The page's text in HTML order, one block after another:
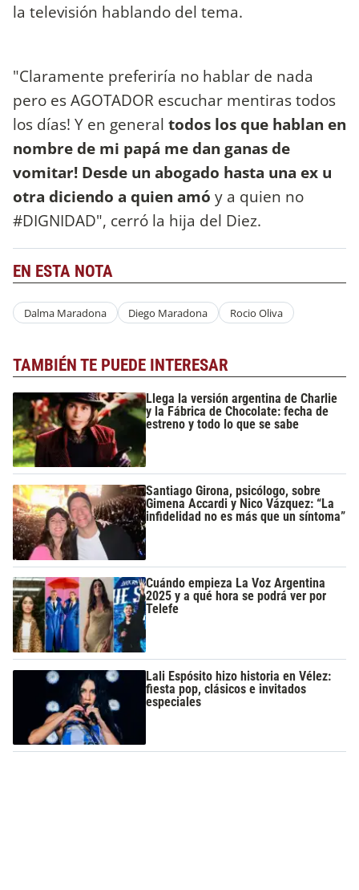
la televisión hablando del tema.
"Claramente preferiría no hablar de nada
pero es AGOTADOR escuchar mentiras todos
los días! Y en general todos los que hablan en
nombre de mi papá me dan ganas de
vomitar! Desde un abogado hasta una ex u
otra diciendo a quien amó y a quien no
#DIGNIDAD", cerró la hija del Diez.
EN ESTA NOTA
Dalma Maradona Diego Maradona Rocio Oliva
TAMBIÉN TE PUEDE INTERESAR
Llega la versión argentina de Charlie
y la Fábrica de Chocolate: fecha de
estreno y todo lo que se sabe
Santiago Girona, psicólogo, sobre
Gimena Accardi y Nico Vázquez: “La
infidelidad no es más que un síntoma”
Cuándo empieza La Voz Argentina
2025 y a qué hora se podrá ver por
Telefe
Lali Espósito hizo historia en Vélez:
fiesta pop, clásicos e invitados
especiales